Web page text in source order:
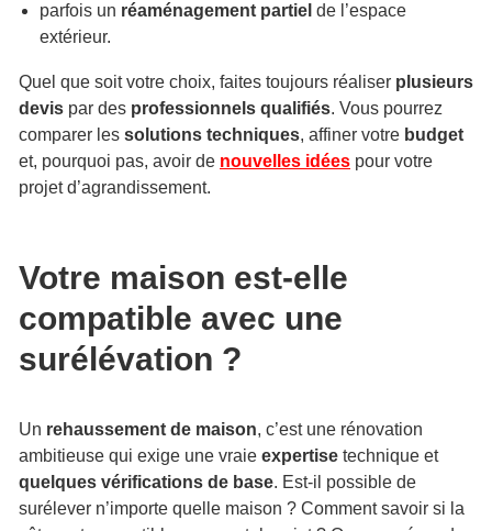
parfois un réaménagement partiel de l’espace
extérieur.
Quel que soit votre choix, faites toujours réaliser plusieurs
devis par des professionnels qualifiés. Vous pourrez
comparer les solutions techniques, affiner votre budget
et, pourquoi pas, avoir de nouvelles idées pour votre
projet d’agrandissement.
Votre maison est-elle
compatible avec une
surélévation ?
Un rehaussement de maison, c’est une rénovation
ambitieuse qui exige une vraie expertise technique et
quelques vérifications de base. Est-il possible de
surélever n’importe quelle maison ? Comment savoir si la